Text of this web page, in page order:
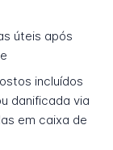
úteis após
incluídos
danificada via
em caixa de